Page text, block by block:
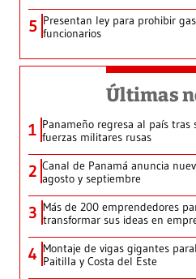
5 Presentan ley para prohibir
funcionarios
Últimas
1 Panameño regresa al país tras
fuerzas militares rusas
2 Canal de Panamá anuncia
agosto y septiembre
3 Más de 200 emprendedores
transformar sus ideas en
4 Montaje de vigas gigantes
Paitilla y Costa del Este